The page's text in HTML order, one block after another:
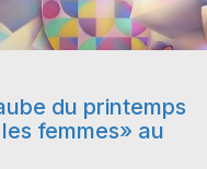
du printemps
femmes» au